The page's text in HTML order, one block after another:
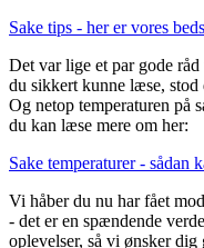
Sake tips - her er vores
Det var lige et par gode
du sikkert kunne læse, stod
Og netop temperaturen på
du kan læse mere om her:
Sake temperaturer - sådan
Vi håber du nu har fået
- det er en spændende
oplevelser, så vi ønsker